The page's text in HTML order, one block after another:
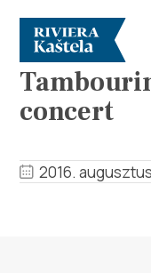
ESEMÉNYEK
concert
2016.